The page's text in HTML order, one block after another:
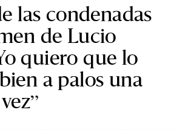
las condenadas
de Lucio
quiero que lo
a palos una